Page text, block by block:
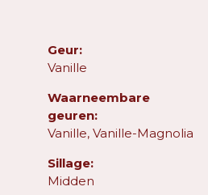
Geur:
Vanille
Waarneembare
geuren:
Vanille, Vanille-Magnolia
Sillage:
Midden